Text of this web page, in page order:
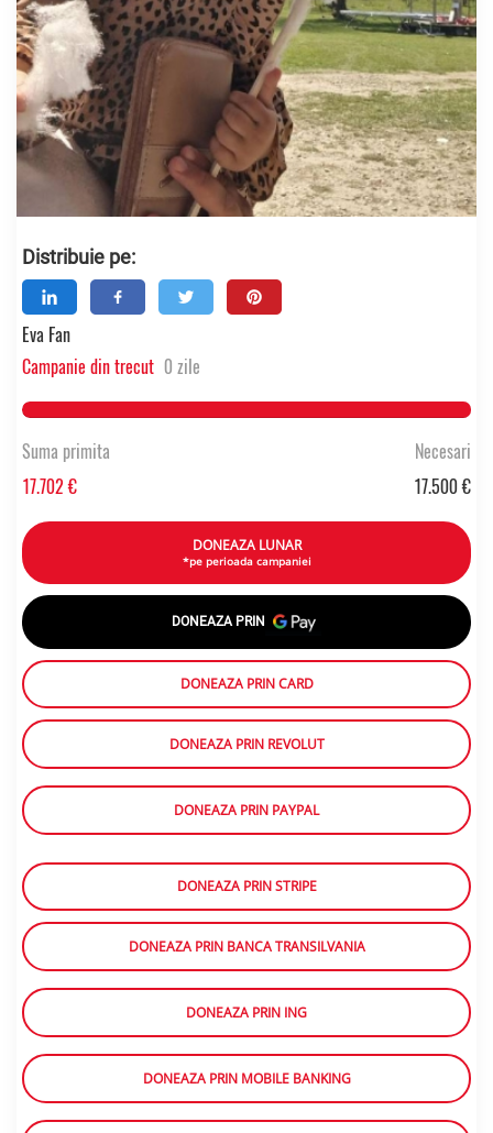
Distribuie pe:
Eva Fan
Campanie din trecut 0 zile
Suma primita
17.702 €
Necesari
17.500 €
DONEAZA LUNAR
*pe perioada campaniei
DONEAZA PRIN
DONEAZA PRIN CARD
DONEAZA PRIN REVOLUT
DONEAZA PRIN PAYPAL
DONEAZA PRIN STRIPE
DONEAZA PRIN BANCA TRANSILVANIA
DONEAZA PRIN ING
DONEAZA PRIN MOBILE BANKING